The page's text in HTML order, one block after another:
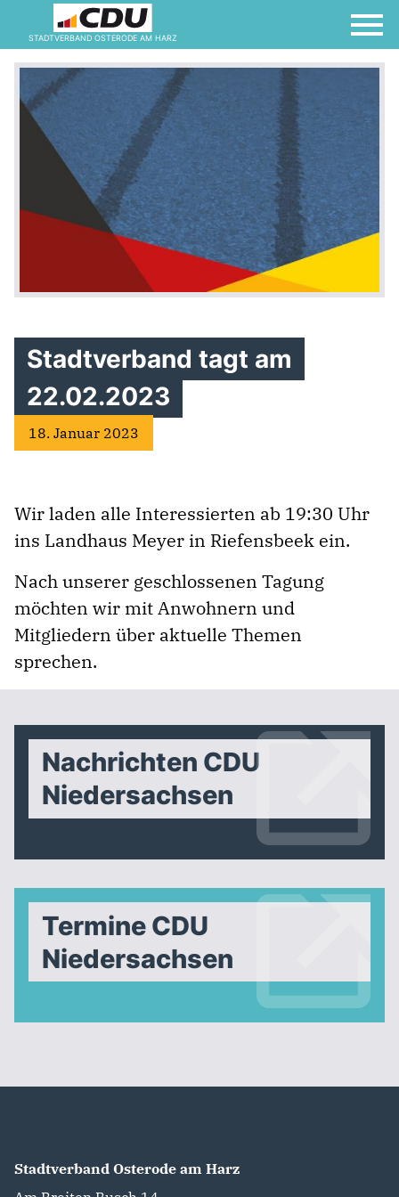
STADTVERBAND OSTERODE AM HARZRatsticker
Newsletter
Kontakt
Impressum
Datenschutzerklärung
Stadtverband tagt am
22.02.2023
18. Januar 2023
Wir laden alle Interessierten ab 19:30 Uhr
ins Landhaus Meyer in Riefensbeek ein.
Nach unserer geschlossenen Tagung
möchten wir mit Anwohnern und
Mitgliedern über aktuelle Themen
sprechen.
Nachrichten CDU
Niedersachsen
Termine CDU
Niedersachsen
Stadtverband Osterode am Harz